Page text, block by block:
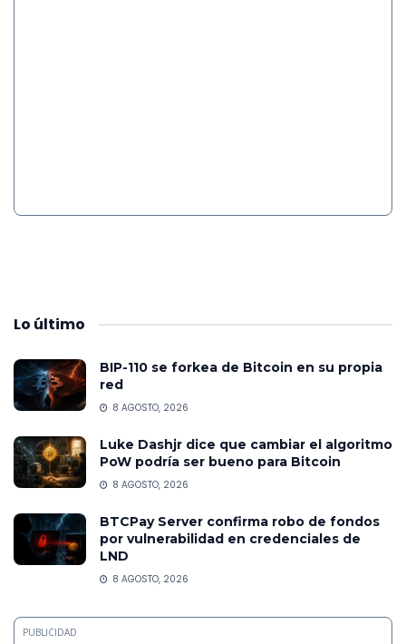
Lo último
BIP-110 se forkea de Bitcoin en su propia
red
8 AGOSTO, 2026
Luke Dashjr dice que cambiar el algoritmo
PoW podría ser bueno para Bitcoin
8 AGOSTO, 2026
BTCPay Server confirma robo de fondos
por vulnerabilidad en credenciales de
LND
8 AGOSTO, 2026
PUBLICIDAD